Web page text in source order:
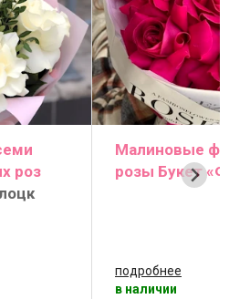
роз
Малиновые
розы Букет
подробнее
в наличии